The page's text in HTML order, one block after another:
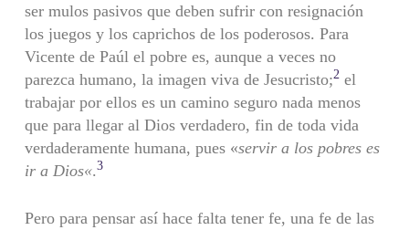
ser mulos pasivos que deben sufrir con resignación
los juegos y los caprichos de los poderosos. Para
Vicente de Paúl el pobre es, aunque a veces no
parezca humano, la imagen viva de Jesucristo;2el
trabajar por ellos es un camino seguro nada menos
que para llegar al Dios verdadero, fin de toda vida
verdaderamente humana, pues «servir a los pobres es
ir a Dios«.3
Pero para pensar así hace falta tener fe, una fe de las